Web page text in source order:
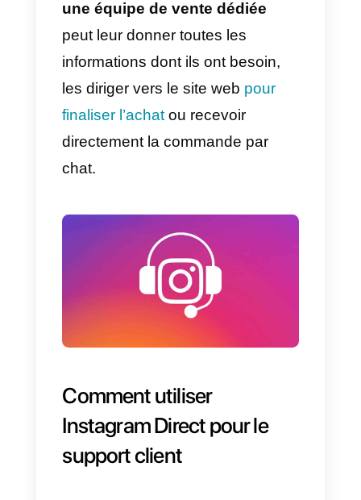
marketing d’influence pour
s’assurer qu’ils sont
communiqués par des leaders
d’opinion dans le secteur que
vous ciblez.
sponsorisées
permettra à la
marque d’acquérir du trafic et des
prospects beaucoup plus
rapidement. La gestion du
impact positif pour l’entreprise
seront essentielles.
Une fois que vous avez fait tout